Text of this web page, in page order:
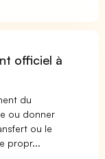
officiel à
du
ou donner
ou le
propr...